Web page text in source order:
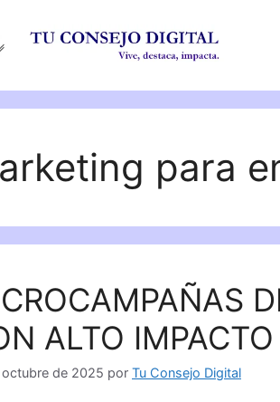
para
ALTO IMPACTO
octubre de 2025 por Tu Consejo Digital